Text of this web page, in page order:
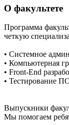
О факультете
Программа
четкую
• Системное
• Компьютерная
• Front-End
• Тестирование
Выпускники
Мы помогаем